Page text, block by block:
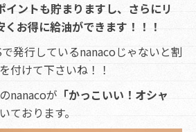
ントも貯まりますし、さらにリ
お得に給油ができます！！！
発行しているnanacoじゃないと割
付けて下さいね！！
nanacoが 「かっこいい！オシャ
ております。